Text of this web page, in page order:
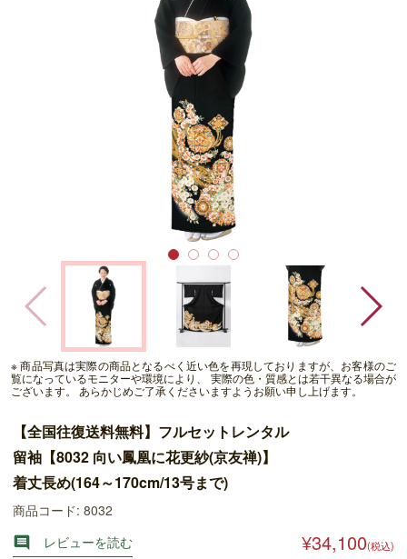
※ 商品写真は実際の商品となるべく近い色を再現しておりますが、お客様のご
覧になっているモニターや環境により、 実際の色・質感とは若干異なる場合が
ございます。 あらかじめご了承くださいますようお願い申し上げます。
【全国往復送料無料】フルセットレンタル
留袖【8032 向い鳳凰に花更紗(京友禅)】
着丈長め(164～170cm/13号まで)
商品コード: 8032

レビューを読む ¥34,100(税込)